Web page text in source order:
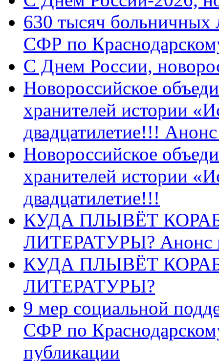
630 тысяч больничных
СФР по
C Днем России,
Новороссийское
хранителей истории
двадцатилетие!!!
Новороссийское
хранителей истории
двадцатилетие!!!
КУДА ПЛЫВЁТ
ЛИТЕРАТУРЫ? Анонс
КУДА ПЛЫВЁТ
ЛИТЕРАТУРЫ?
9 мер социальной
СФР по
публикации